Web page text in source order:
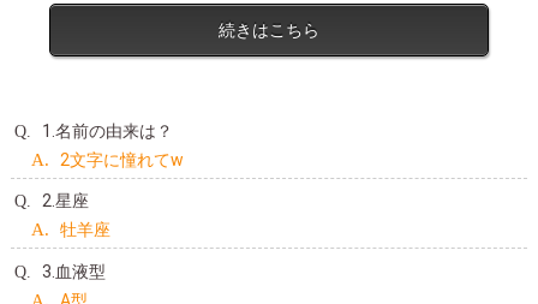
続きはこちら
1.名前の由来は？
2文字に憧れてw
2.星座
牡羊座
3.血液型
A型